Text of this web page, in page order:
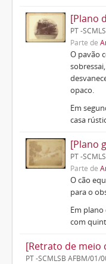
PT -
Parte de
O pavão
opaco.
Em
casa
[Plano
PT -
Parte de
O cão
para o
Em
com
PT -SCMLSB AFBM/01/